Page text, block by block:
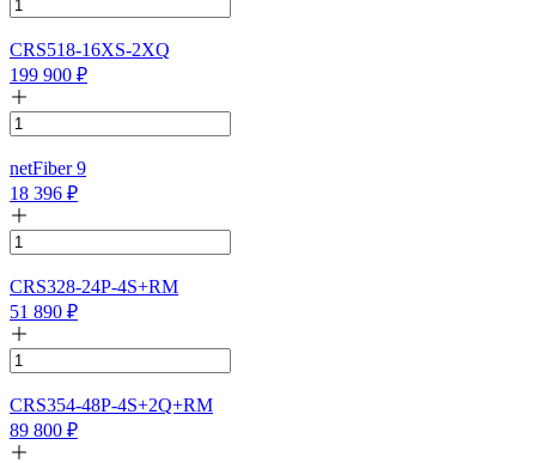
CRS518-16XS-2XQ
199 900 ₽
netFiber 9
18 396 ₽
CRS328-24P-4S+RM
51 890 ₽
CRS354-48P-4S+2Q+RM
89 800 ₽